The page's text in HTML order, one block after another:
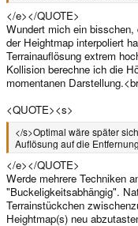
</e></QUOTE>
Wundert mich ein
der Heightmap interpoliert
Terrainauflösung extrem
Kollision berechne ich die
momentanen
<QUOTE><s>
</s>Optimal wäre später
Auflösung auf die
</e></QUOTE>
Werde mehrere Techniken
"Buckeligkeitsabhängig".
Terrainstückchen
Heightmap(s) neu